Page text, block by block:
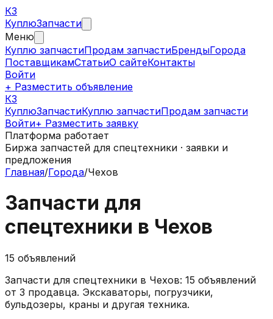
КЗ
КуплюЗапчасти
Меню
Куплю запчастиПродам запчастиБрендыГорода
ПоставщикамСтатьиО сайтеКонтакты
Войти
+ Разместить объявление
КЗ
КуплюЗапчастиКуплю запчастиПродам запчасти
Войти+ Разместить заявку
Платформа работает
Биржа запчастей для спецтехники · заявки и
предложения
Главная/Города/Чехов
Запчасти для
спецтехники в Чехов
15 объявлений
Запчасти для спецтехники в Чехов: 15 объявлений
от 3 продавца. Экскаваторы, погрузчики,
бульдозеры, краны и другая техника.